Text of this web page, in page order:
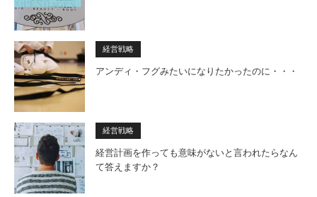
経営戦略
アンディ・フグみたいになりたかったのに・・・
経営戦略
経営計画を作っても意味がないと言われたらなん
て答えますか？